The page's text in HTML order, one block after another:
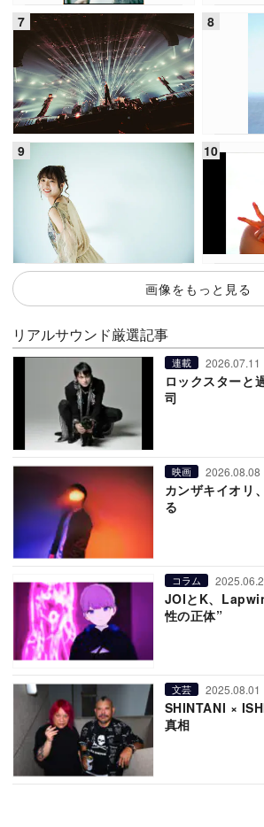
画像をもっと見る
リアルサウンド厳選記事
連載 2026.07.11
ロックスターと
司
映画 2026.08.08
カンザキイオリ
る
コラム
JOIとK、
性の正体”
文芸 2025.08.01
SHINTANI ×
真相